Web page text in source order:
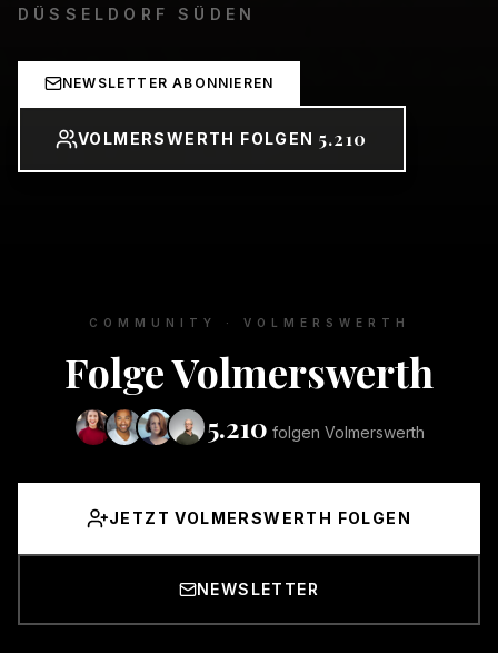
DÜSSELDORF SÜDEN
NEWSLETTER ABONNIEREN
VOLMERSWERTH FOLGEN 5.210
COMMUNITY · VOLMERSWERTH
FolgeVolmerswerth
5.210 folgen Volmerswerth
JETZT VOLMERSWERTH FOLGEN
NEWSLETTER